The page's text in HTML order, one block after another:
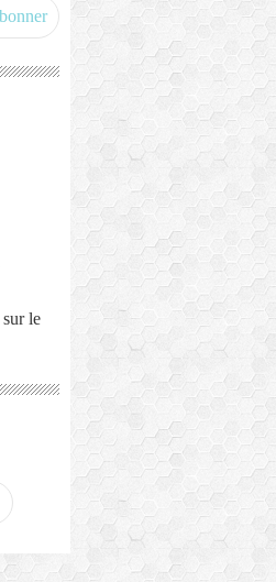
sur le